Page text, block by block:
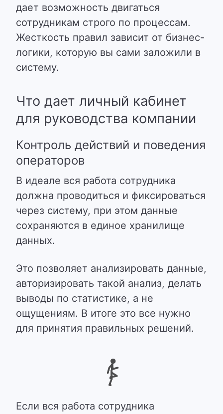
дает возможность двигаться
сотрудникам строго по процессам.
Жесткость правил зависит от бизнес-
логики, которую вы сами заложили в
систему.
Что дает личный кабинет
для руководства компании
Контроль действий и поведения
операторов
В идеале вся работа сотрудника
должна проводиться и фиксироваться
через систему, при этом данные
сохраняются в единое хранилище
данных.
Это позволяет анализировать данные,
авторизировать такой анализ, делать
выводы по статистике, а не
ощущениям. В итоге это все нужно
для принятия правильных решений.
Если вся работа сотрудника